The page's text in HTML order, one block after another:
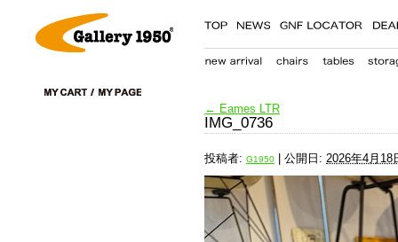
← Eames LTR
IMG_0736
投稿者: G1950 公開日: 2026年4月18